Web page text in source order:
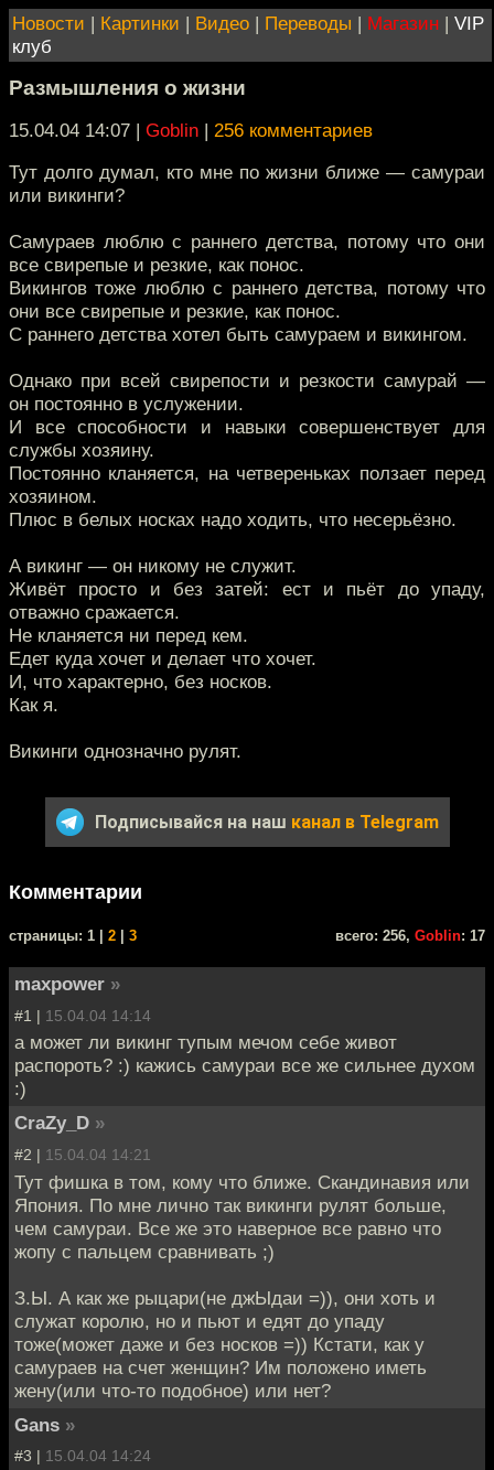
Новости | Картинки | Видео | Переводы | Магазин | VIP
клуб
Размышления о жизни
15.04.04 14:07 | Goblin | 256 комментариев
Тут долго думал, кто мне по жизни ближе — самураи
или викинги?
Самураев люблю с раннего детства, потому что они
все свирепые и резкие, как понос.
Викингов тоже люблю с раннего детства, потому что
они все свирепые и резкие, как понос.
С раннего детства хотел быть самураем и викингом.
Однако при всей свирепости и резкости самурай —
он постоянно в услужении.
И все способности и навыки совершенствует для
службы хозяину.
Постоянно кланяется, на четвереньках ползает перед
хозяином.
Плюс в белых носках надо ходить, что несерьёзно.
А викинг — он никому не служит.
Живёт просто и без затей: ест и пьёт до упаду,
отважно сражается.
Не кланяется ни перед кем.
Едет куда хочет и делает что хочет.
И, что характерно, без носков.
Как я.
Викинги однозначно рулят.
Подписывайся на наш канал в Telegram
Комментарии
cтраницы: 1 | 2 3 всего: 256, Goblin: 17
maxpower »
#1 | 15.04.04 14:14
а может ли викинг тупым мечом себе живот
распороть? :) кажись самураи все же сильнее духом
:)
CraZy_D »
#2 | 15.04.04 14:21
Тут фишка в том, кому что ближе. Скандинавия или
Япония. По мне лично так викинги рулят больше,
чем самураи. Все же это наверное все равно что
жопу с пальцем сравнивать ;)
З.Ы. А как же рыцари(не джЫдаи =)), они хоть и
служат королю, но и пьют и едят до упаду
тоже(может даже и без носков =)) Кстати, как у
самураев на счет женщин? Им положено иметь
жену(или что-то подобное) или нет?
Gans »
#3 | 15.04.04 14:24